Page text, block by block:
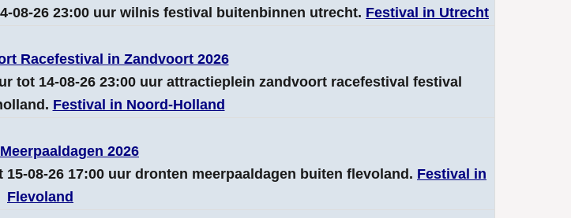
08-26 23:00 uur wilnis festival buitenbinnen utrecht. Festival in Utrecht
Racefestival in Zandvoort 2026
tot 14-08-26 23:00 uur attractieplein zandvoort racefestival festival
Festival in Noord-Holland
2026
15-08-26 17:00 uur dronten meerpaaldagen buiten flevoland. Festival in
Flevoland